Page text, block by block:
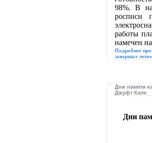
98%. В
росписи
работы
намечен
Подробнее
завершат
Дни памяти
Джуфт Кале
Дни